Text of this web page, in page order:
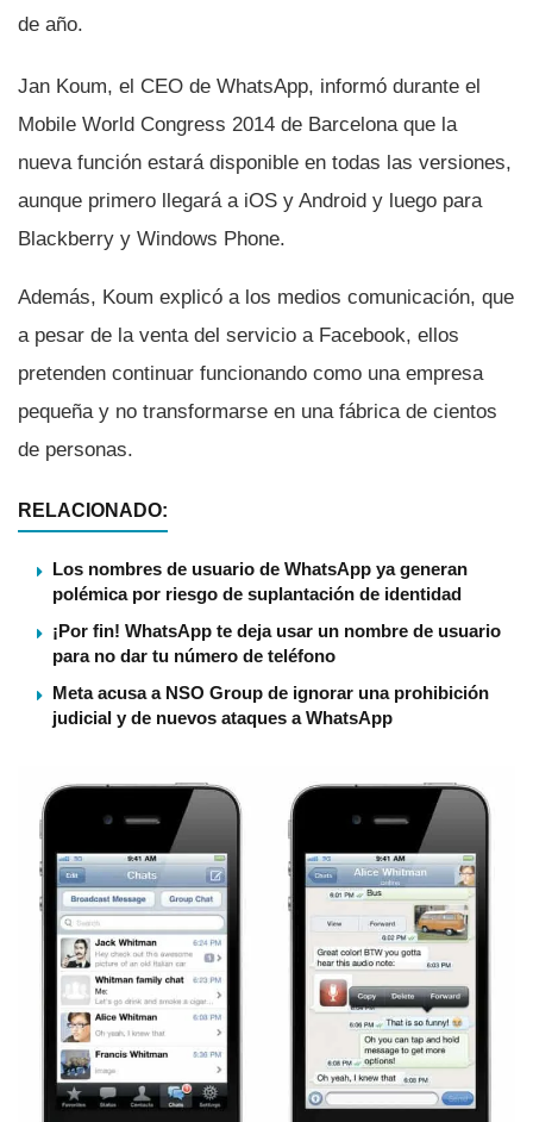
de año.
Jan Koum, el CEO de WhatsApp, informó durante el
Mobile World Congress 2014 de Barcelona que la
nueva función estará disponible en todas las versiones,
aunque primero llegará a iOS y Android y luego para
Blackberry y Windows Phone.
Además, Koum explicó a los medios comunicación, que
a pesar de la venta del servicio a Facebook, ellos
pretenden continuar funcionando como una empresa
pequeña y no transformarse en una fábrica de cientos
de personas.
RELACIONADO:
Los nombres de usuario de WhatsApp ya generan
polémica por riesgo de suplantación de identidad
¡Por fin! WhatsApp te deja usar un nombre de usuario
para no dar tu número de teléfono
Meta acusa a NSO Group de ignorar una prohibición
judicial y de nuevos ataques a WhatsApp